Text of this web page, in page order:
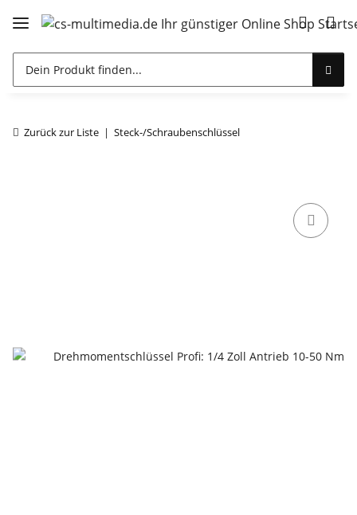
Zurück zur Liste Steck-/Schraubenschlüssel